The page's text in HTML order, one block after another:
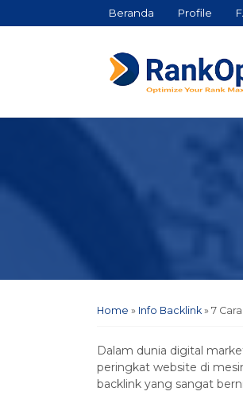
Beranda Profile
Home » Info Backlink » 7
Dalam dunia digital
peringkat website di
backlink yang sangat